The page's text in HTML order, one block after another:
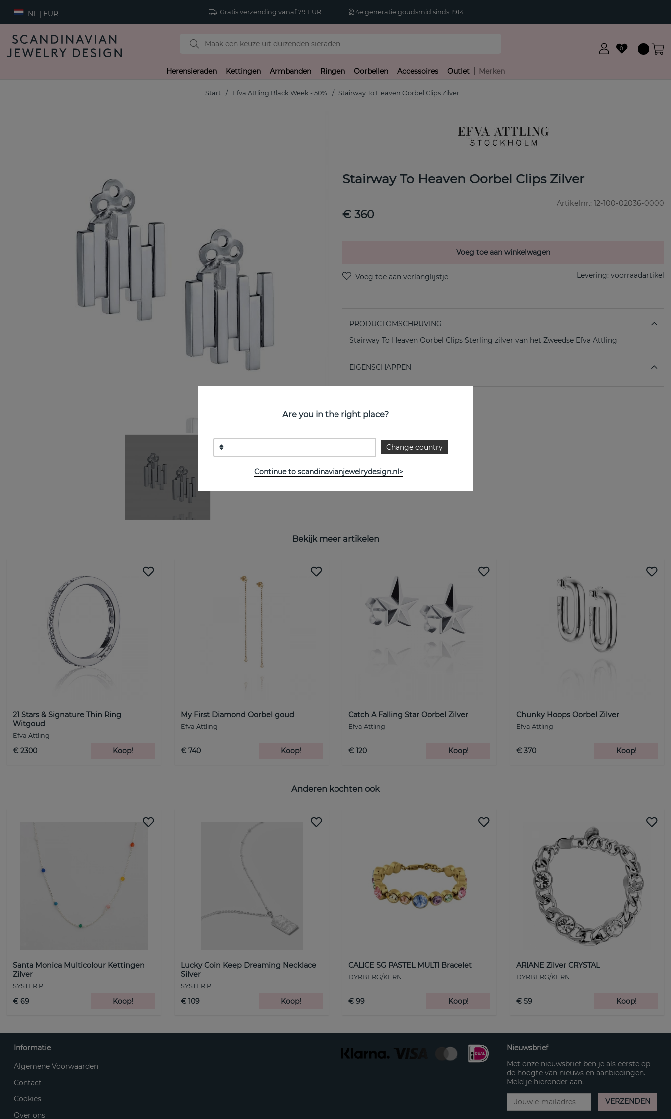
NL | EUR Gratis verzending vanaf 79 EUR 4e generatie goudsmid sinds 1914
0
Herensieraden Kettingen Armbanden Ringen Oorbellen Accessoires Outlet Merken
Start Efva Attling Black Week - 50% Stairway To Heaven Oorbel Clips Zilver
Stairway To Heaven Oorbel Clips Zilver
Artikelnr.: 12-100-02036-0000
€ 360
Voeg toe aan winkelwagen
Levering: voorraadartikel
PRODUCTOMSCHRIJVING
Stairway To Heaven Oorbel Clips Sterling zilver van het Zweedse Efva Attling
EIGENSCHAPPEN
Bekijk meer artikelen
21 Stars & Signature Thin Ring
Witgoud
Efva Attling
€ 2300 Koop!
My First Diamond Oorbel goud
Efva Attling
€ 740 Koop!
Catch A Falling Star Oorbel Zilver
Efva Attling
€ 120 Koop!
Chunky Hoops Oorbel Zilver
Efva Attling
€ 370 Koop!
Anderen kochten ook
Santa Monica Multicolour Kettingen
Zilver
SYSTER P
€ 69 Koop!
Lucky Coin Keep Dreaming Necklace
Silver
SYSTER P
€ 109 Koop!
CALICE SG PASTEL MULTI Bracelet
DYRBERG/KERN
€ 99 Koop!
ARIANE Zilver CRYSTAL
DYRBERG/KERN
€ 59 Koop!
Are you in the right place?
Change country
Continue to scandinavianjewelrydesign.nl>
Informatie
Algemene Voorwaarden
Contact
Cookies
Over ons
Nieuwsbrief
Met onze nieuwsbrief ben je als eerste op
de hoogte van nieuws en aanbiedingen.
Meld je hieronder aan.
VERZENDEN